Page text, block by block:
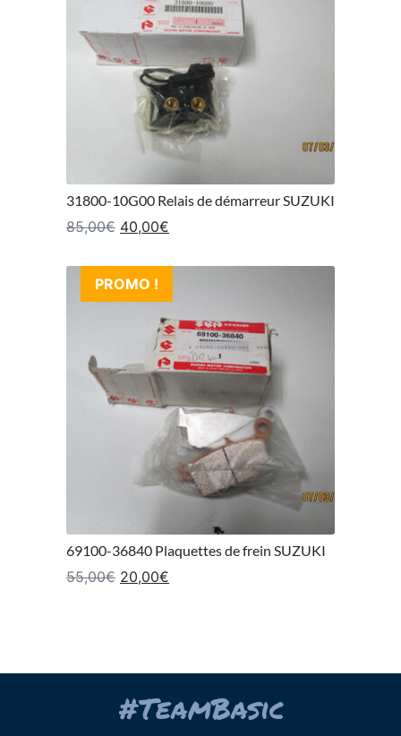
31800-10G00 Relais de démarreur SUZUKI
85,00€ Le prix initial était : 85,00€.
40,00€
PROMO !
69100-36840 Plaquettes de frein SUZUKI
55,00€ Le prix initial était : 55,00€.
20,00€